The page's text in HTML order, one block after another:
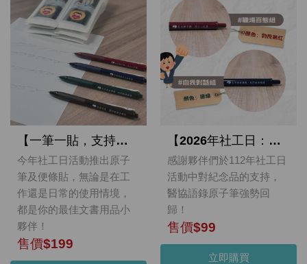
【一筆一貼，支持相隨❤】2026年醫務社工語錄原子筆+便條貼（一組）
今年社工日活動推出原子
筆及便條貼，無論是在工
作還是日常的使用情境，
都是你的最佳文書用品小
夥伴！
售價$199
【2026年社工日：親聲絮語：心貼心的距離✨】醫務社工語錄原子筆
感謝夥伴們於112年社工日
活動中對紀念品的支持，
醫協語錄原子筆強勢回
歸！
售價$99
立即購買